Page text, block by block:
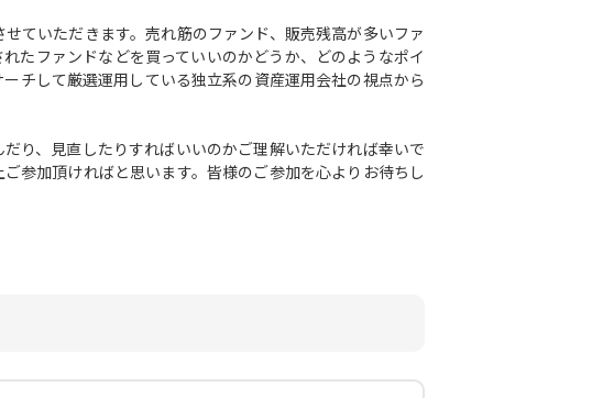
ていただきます。売れ筋のファンド、販売残高が多いファ
たファンドなどを買っていいのかどうか、どのようなポイ
チして厳選運用している独立系の資産運用会社の視点から
り、見直したりすればいいのかご理解いただければ幸いで
参加頂ければと思います。皆様のご参加を心よりお待ちし